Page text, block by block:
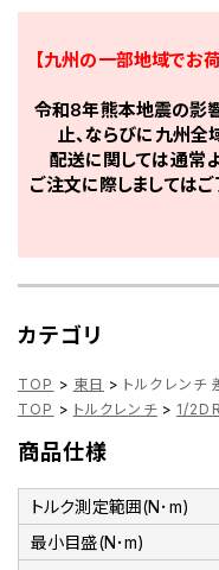
【九州の一部地域でお
令和8年熊本地震の影
止、ならびに九州全
配送に関しては通常
ご注文に際しましては
カテゴリ
TOP > 東日 > トルクレン
TOP > トルクレンチ > 1/2DR
商品仕様
トルク測定範囲(N･m)
最小目盛(N･m)